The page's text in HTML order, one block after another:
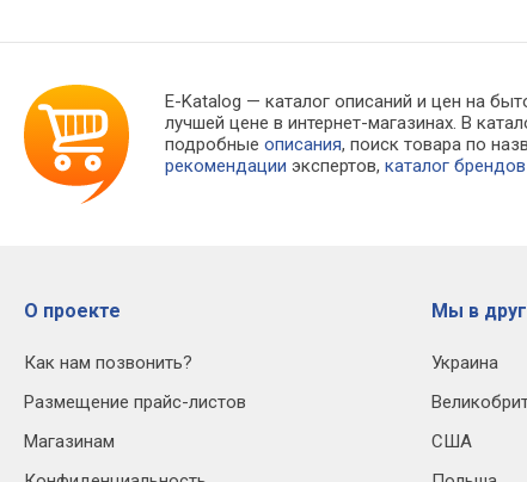
E-Katalog — каталог описаний и цен на
лучшей цене в интернет-магазинах. В
подробныеописания, поиск товара по
рекомендации экспертов,каталог брендов
О проекте
Как нам позвонить?
Размещение прайс-листов
Магазинам
Мы в
Украина
США